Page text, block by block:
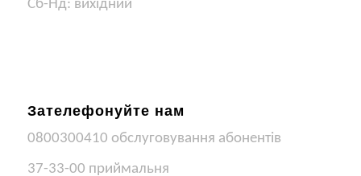
Сб-Нд: вихідний
Зателефонуйте нам
0800300410 обслуговування абонентів
37-33-00 приймальня